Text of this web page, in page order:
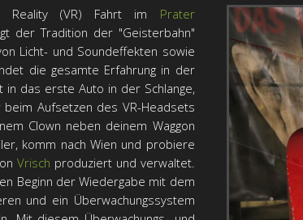
Reality (VR) Fahrt im Prater
der Tradition der "Geisterbahn"
Licht- und Soundeffekten sowie
die gesamte Erfahrung in der
das erste Auto in der Schlange,
Aufsetzen des VR-Headsets
Clown neben deinem Waggon
komm nach Wien und probiere
Vrisch produziert und verwaltet.
Beginn der Wiedergabe mit dem
und ein Überwachungssystem